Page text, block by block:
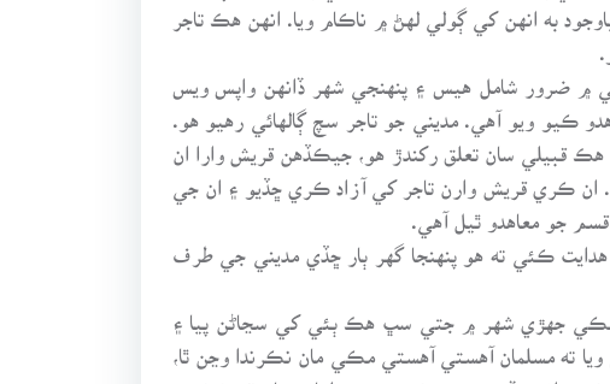
به انهن کي ڳولي لهڻ ۾ ناڪام ويا. انهن هڪ تاجر
۾ ضرور شامل هيس ۽ پنهنجي شهر ڏانهن واپس ويس
ڪيو ويو آهي. مديني جو تاجر سچ ڳالهائي رهيو هو.
قبيلي سان تعلق رکندڙ هو، جيڪڏهن قريش وارا ان
ان ڪري قريش وارن تاجر کي آزاد ڪري ڇڏيو ۽ ان جي
جو معاهدو ٿيل آهي.
ڪئي ته هو پنهنجا گهر ٻار ڇڏي مديني جي طرف
مڪي جهڙي شهر ۾ جتي سڀ هڪ ٻئي کي سڃاڻن پيا ۽
ته مسلمان آهستي آهستي مڪي مان نڪرندا وڃن ٿا،
انهن ڏينهن ۾ مڪي جي مسلمانن مان ٽن شخصن